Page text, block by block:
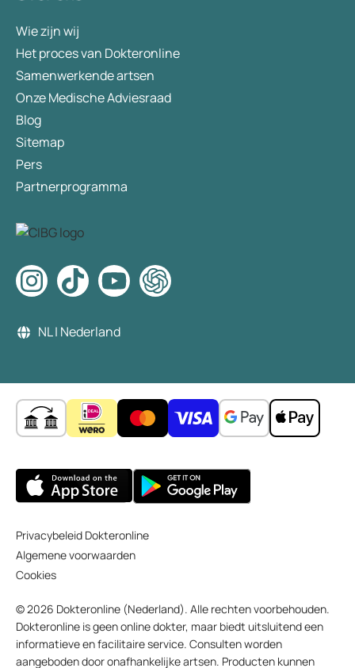
Wie zijn wij
Het proces van Dokteronline
Samenwerkende artsen
Onze Medische Adviesraad
Blog
Sitemap
Pers
Partnerprogramma
NL | Nederland
Privacybeleid Dokteronline
Algemene voorwaarden
Cookies
© 2026 Dokteronline (Nederland). Alle rechten voorbehouden.
Dokteronline is geen online dokter, maar biedt uitsluitend een
informatieve en facilitaire service. Consulten worden
aangeboden door onafhankelijke artsen. Producten kunnen